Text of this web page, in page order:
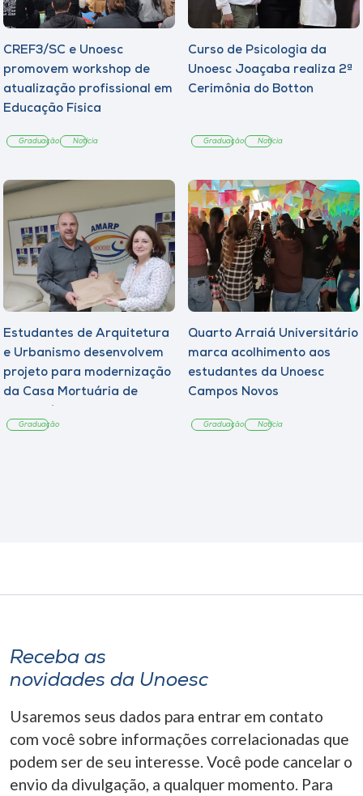
CREF3/SC e Unoesc
promovem workshop de
atualização profissional em
Educação Física
Graduação Notícia
Curso de Psicologia da
Unoesc Joaçaba realiza 2ª
Cerimônia do Botton
Graduação Notícia
Estudantes de Arquitetura
e Urbanismo desenvolvem
projeto para modernização
da Casa Mortuária de
Graduação
Quarto Arraiá Universitário
marca acolhimento aos
estudantes da Unoesc
Campos Novos
Graduação Notícia
Receba as
novidades da Unoesc
Usaremos seus dados para entrar em contato
com você sobre informações correlacionadas que
podem ser de seu interesse. Você pode cancelar o
envio da divulgação, a qualquer momento. Para